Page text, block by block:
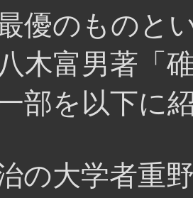
優のものと
木富男著「
部を以下に
の大学者重